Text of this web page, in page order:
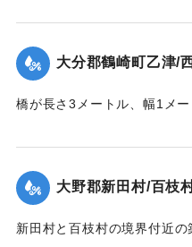
｜固有コード:00480025
大分郡鶴崎町乙津/
橋が長さ3メートル、幅1メー
｜固有コード:00480026
大野郡新田村/百枝
新田村と百枝村の境界付近